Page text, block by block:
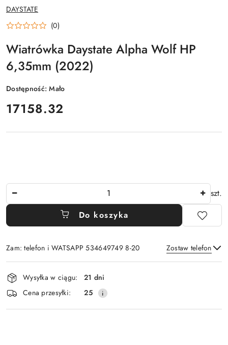
NAZWA
PRODUCENTA:
DAYSTATE
(0)
Wiatrówka Daystate Alpha Wolf HP
6,35mm (2022)
Dostępność:Mało
cena:
17158.32
szt.
Do koszyka
Zam: telefon i WATSAPP 534649749 8-20 Zostaw telefon
Wyślij
Dostępność
i
dostawa
Wysyłka w ciągu:
21 dni
Cena przesyłki:
25